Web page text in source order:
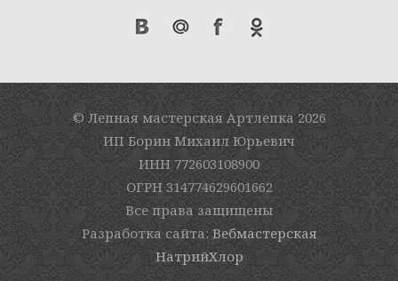
© Лепная мастерская Артлепка 2026
ИП Борин Михаил Юрьевич
ИНН 772603108900
ОГРН 314774629601662
Все права защищены
Разработка сайта: Вебмастерская
НатрийХлор